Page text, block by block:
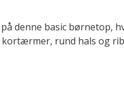
denne basic børnetop,
rund hals og